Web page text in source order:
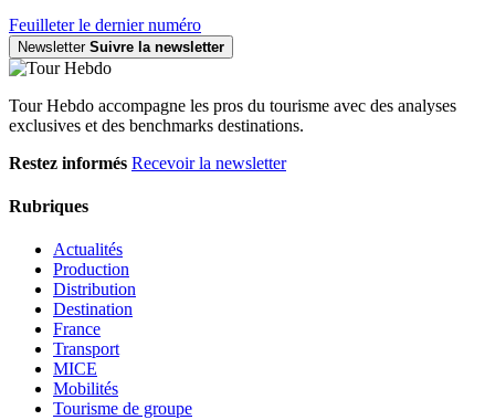
Feuilleter le dernier numéro
Newsletter Suivre la newsletter
Tour Hebdo accompagne les pros du tourisme avec des analyses
exclusives et des benchmarks destinations.
Restez informés Recevoir la newsletter
Rubriques
Actualités
Production
Distribution
Destination
France
Transport
MICE
Mobilités
Tourisme de groupe